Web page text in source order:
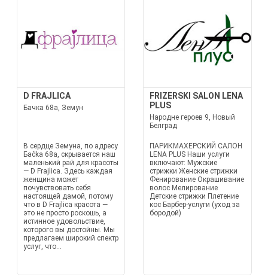
D FRAJLICA
Бачка 68а, Земун
В сердце Земуна, по адресу
Баčka 68а, скрывается наш
маленький рай для красоты
— D Frajlica. Здесь каждая
женщина может
почувствовать себя
настоящей дамой, потому
что в D Frajlica красота —
это не просто роскошь, а
истинное удовольствие,
которого вы достойны. Мы
предлагаем широкий спектр
услуг, что...
FRIZERSKI SALON LENA
PLUS
Народне героев 9, Новый
Белград
ПАРИКМАХЕРСКИЙ САЛОН
LENA PLUS Наши услуги
включают: Мужские
стрижки Женские стрижки
Фенирование Окрашивание
волос Мелирование
Детские стрижки Плетение
кос Барбер-услуги (уход за
бородой)